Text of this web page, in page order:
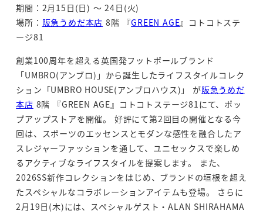
期間：2月15日(日) ～ 24日(火)
場所： 阪急うめだ本店 8階 『GREEN AGE』コトコトステ
ージ81
創業100周年を超える英国発フットボールブランド
「UMBRO(アンブロ)」から誕生したライフスタイルコレク
ション「UMBRO HOUSE(アンブロハウス)」 が阪急うめだ
本店 8階 『GREEN AGE』コトコトステージ81にて、ポッ
プアップストアを開催。 好評にて第2回目の開催となる今
回は、スポーツのエッセンスとモダンな感性を融合したア
スレジャーファッションを通して、ユニセックスで楽しめ
るアクティブなライフスタイルを提案します。 また、
2026SS新作コレクションをはじめ、ブランドの垣根を超え
たスペシャルなコラボレーションアイテムも登場。 さらに
2月19日(木)には、スペシャルゲスト・ALAN SHIRAHAMA